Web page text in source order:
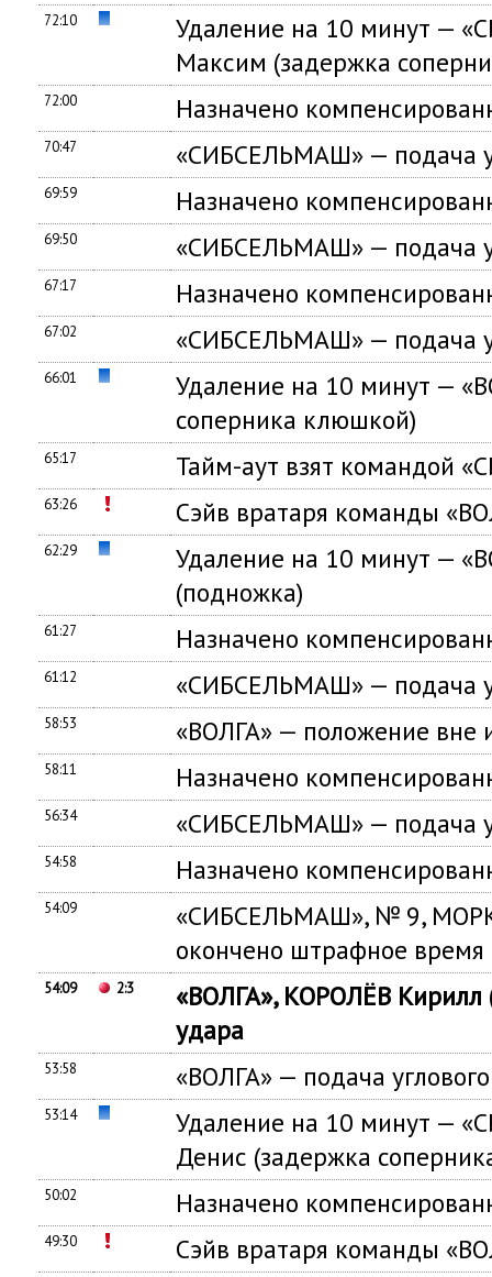
72:10
Удаление на 10 минут —
Максим (задержка
72:00 Назначено
70:47 «СИБСЕЛЬМАШ» — подача
69:59 Назначено
69:50 «СИБСЕЛЬМАШ» — подача
67:17 Назначено
67:02 «СИБСЕЛЬМАШ» — подача
66:01
Удаление на 10 минут —
соперника клюшкой)
65:17 Тайм-аут взят командой
63:26 Сэйв вратаря команды
62:29
Удаление на 10 минут —
(подножка)
61:27 Назначено
61:12 «СИБСЕЛЬМАШ» — подача
58:53 «ВОЛГА» — положение вне
58:11 Назначено
56:34 «СИБСЕЛЬМАШ» — подача
54:58 Назначено
54:09
«СИБСЕЛЬМАШ», № 9,
окончено штрафное время
54:09 2:3
«ВОЛГА», КОРОЛЁВ Кирилл
удара
53:58 «ВОЛГА» — подача
53:14
Удаление на 10 минут —
Денис (задержка
50:02 Назначено
49:30 Сэйв вратаря команды